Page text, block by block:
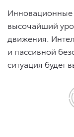
Инновационные
высочайший
движения.
и пассивной
ситуация будет